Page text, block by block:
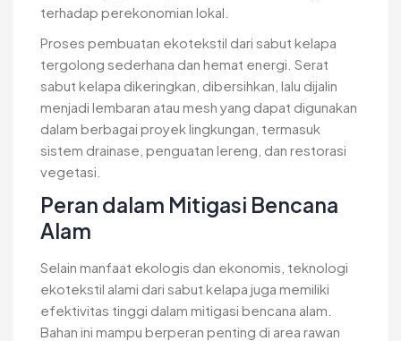
terhadap perekonomian lokal.
Proses pembuatan ekotekstil dari sabut kelapa
tergolong sederhana dan hemat energi. Serat
sabut kelapa dikeringkan, dibersihkan, lalu dijalin
menjadi lembaran atau mesh yang dapat digunakan
dalam berbagai proyek lingkungan, termasuk
sistem drainase, penguatan lereng, dan restorasi
vegetasi.
Peran dalam Mitigasi Bencana
Alam
Selain manfaat ekologis dan ekonomis, teknologi
ekotekstil alami dari sabut kelapa juga memiliki
efektivitas tinggi dalam mitigasi bencana alam.
Bahan ini mampu berperan penting di area rawan